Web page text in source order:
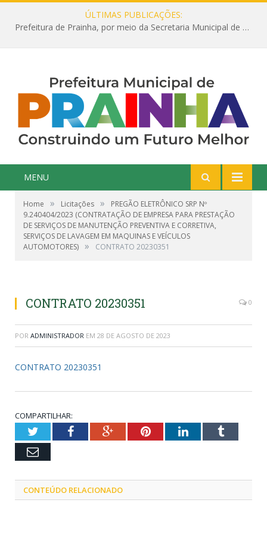
ÚLTIMAS PUBLICAÇÕES:
Prefeitura de Prainha, por meio da Secretaria Municipal de Educação, abre 354 vagas na área da Educação para 2025 com processo seletivo simplificado
MENU
Home » Licitações »
PREGÃO ELETRÔNICO SRP Nº
9.240404/2023 (CONTRATAÇÃO DE EMPRESA PARA PRESTAÇÃO
DE SERVIÇOS DE MANUTENÇÃO PREVENTIVA E CORRETIVA,
SERVIÇOS DE LAVAGEM EM MAQUINAS E VEÍCULOS
AUTOMOTORES) » CONTRATO 20230351
CONTRATO 20230351 0
POR ADMINISTRADOR EM 28 DE AGOSTO DE 2023
CONTRATO 20230351
COMPARTILHAR:
TwitterFacebookGoogle+PinterestLinkedInTumblr
Email
CONTEÚDO RELACIONADO